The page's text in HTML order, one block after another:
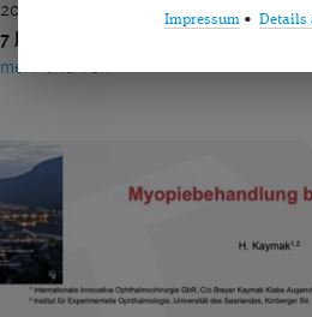
2020 | Dr. Detlev R.H. Breyer
7 Jahre ReLEx SMILE-
mehr erfahren ›
Impressum • Details